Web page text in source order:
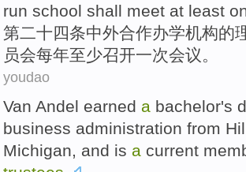
run school shall meet at least
第二十四条中外合作办学机构的
员会每年至少召开一次会议。
youdao
Van Andel earned a bachelor's
business administration from
Michigan, and is a current